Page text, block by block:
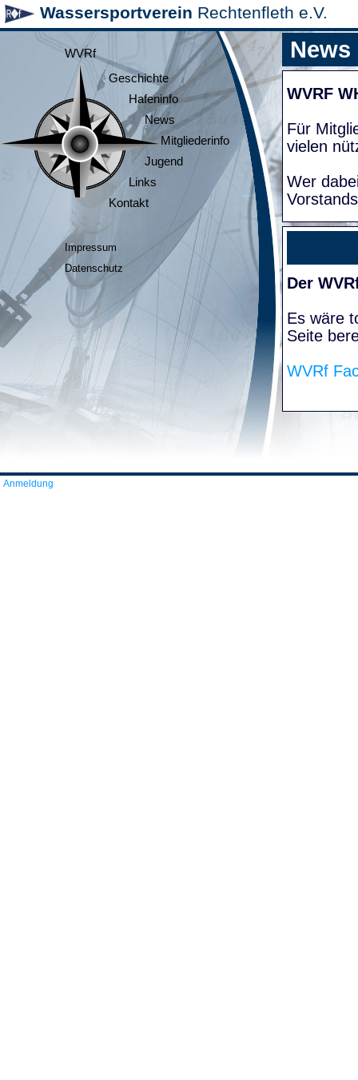
Wassersportverein Rechtenfleth e.V.
WVRf
Geschichte
Hafeninfo
News
Mitgliederinfo
Jugend
Links
Kontakt
Impressum
Datenschutz
News
WVRF
Für
vielen
Wer
Der
Es wäre
Seite
WVRf
Anmeldung